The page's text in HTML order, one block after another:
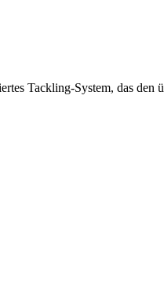
Tackling-System, das den